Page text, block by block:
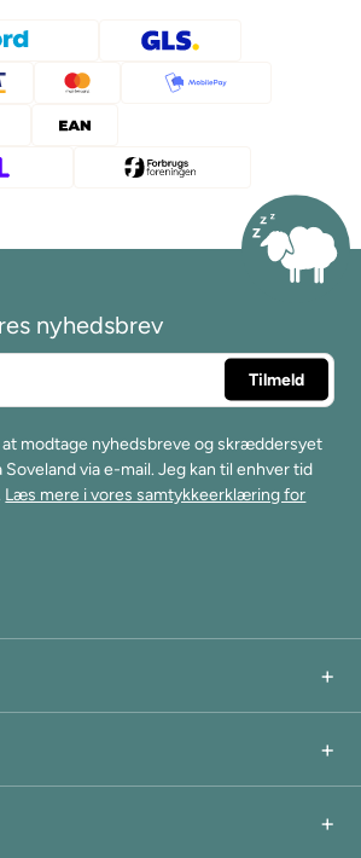
nyhedsbrev
at modtage nyhedsbreve og skræddersyet
via e-mail. Jeg kan til enhver tid
Læs mere i vores samtykkeerklæring for